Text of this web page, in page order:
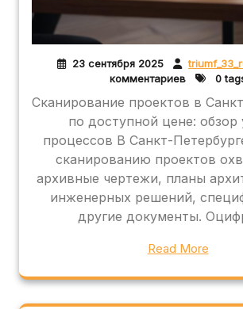
23 сентября 2025
комментариев
0
Сканирование проектов в
по доступной цене: обзор
процессов В Санкт-
сканированию проектов
архивные чертежи, планы
инженерных решений,
другие документы.
Read More